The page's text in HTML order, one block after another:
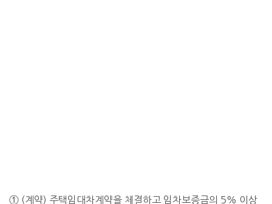
① (계약) 주택임대차계약을 체결하고 임차보증금의 5% 이상